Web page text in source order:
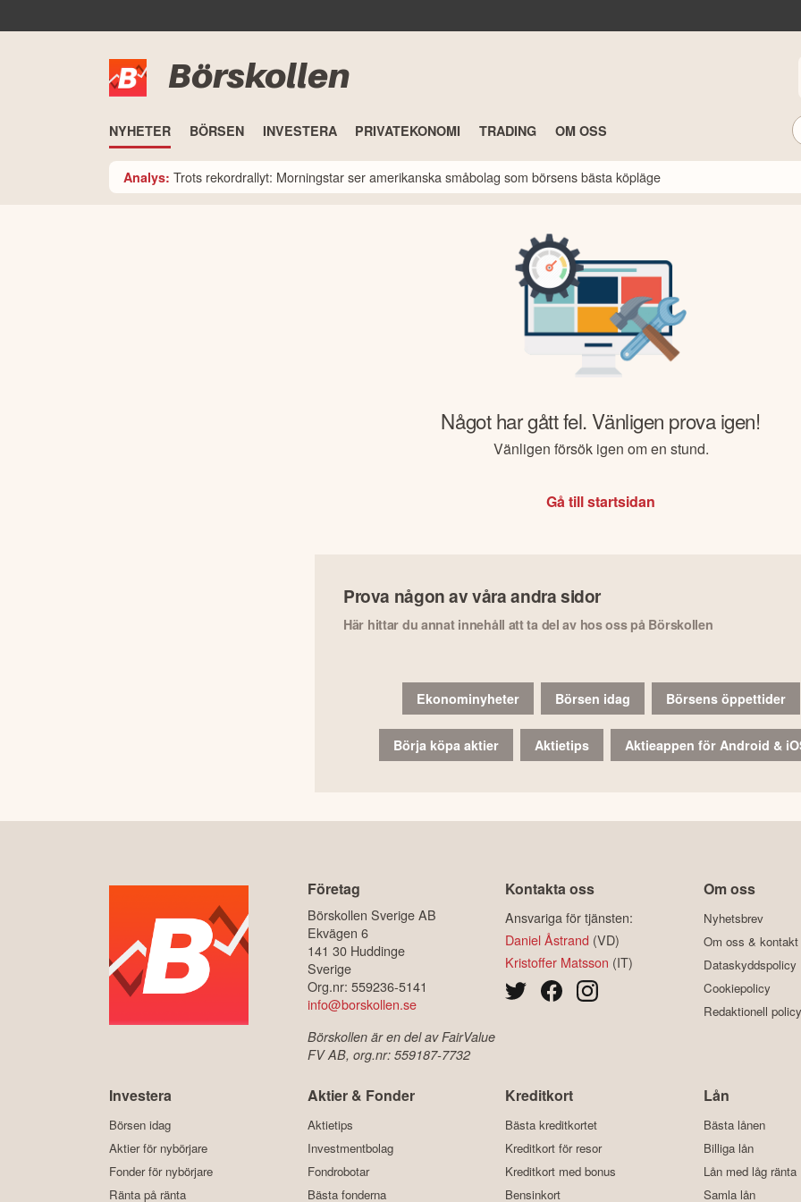
Börskollen
NYHETER BÖRSEN INVESTERA PRIVATEKONOMI TRADING OM OSS
Analys: Trots rekordrallyt: Morningstar ser amerikanska småbolag som börsens bästa köpläge
Något har gått fel. Vänligen prova igen!
Vänligen försök igen om en stund.
Gå till startsidan
Prova någon av våra andra sidor
Här hittar du annat innehåll att ta del av hos oss på Börskollen
Ekonominyheter Börsen idag Börsens öppettider
Börja köpa aktier Aktietips Aktieappen för Android &
Företag
Börskollen Sverige AB
Ekvägen 6
141 30 Huddinge
Sverige
Org.nr: 559236-5141
info@borskollen.se
Börskollen är en del av FairValue
FV AB, org.nr: 559187-7732
Kontakta oss
Ansvariga för tjänsten:
Daniel Åstrand (VD)
Kristoffer Matsson (IT)
Om oss
Nyhetsbrev
Om oss & kontakt
Dataskyddspolicy
Cookiepolicy
Redaktionell policy
Investera
Börsen idag
Aktier för nybörjare
Fonder för nybörjare
Ränta på ränta
Aktier & Fonder
Aktietips
Investmentbolag
Fondrobotar
Bästa fonderna
Kreditkort
Bästa kreditkortet
Kreditkort för resor
Kreditkort med bonus
Bensinkort
Lån
Bästa lånen
Billiga lån
Lån med låg ränta
Samla lån